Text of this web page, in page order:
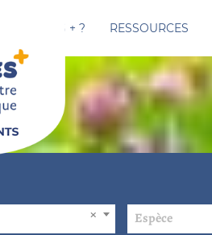
PROTÉINES + ? RESSOURCES
Espèce